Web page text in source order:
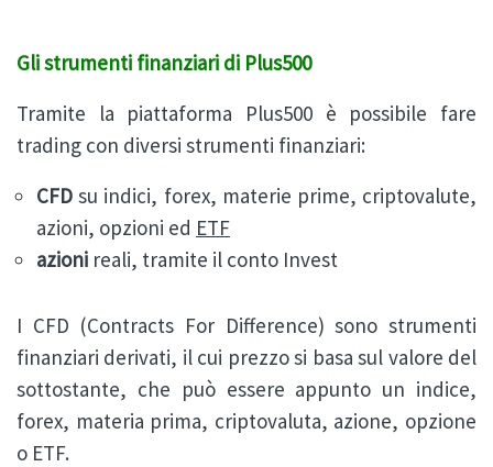
Gli strumenti finanziari di Plus500
Tramite la piattaforma Plus500 è possibile fare
trading con diversi strumenti finanziari:
CFD su indici, forex, materie prime, criptovalute,
azioni, opzioni ed ETF
azioni reali, tramite il conto Invest
I CFD (Contracts For Difference) sono strumenti
finanziari derivati, il cui prezzo si basa sul valore del
sottostante, che può essere appunto un indice,
forex, materia prima, criptovaluta, azione, opzione
o ETF.